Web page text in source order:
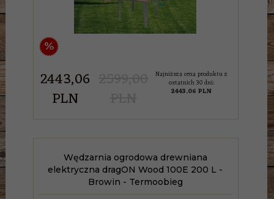
%
2443,06
PLN
Najniższa cena produktu z
ostatnich 30 dni:
2443.06 PLN
Wędzarnia ogrodowa drewniana
elektryczna dragON Wood 100E 200 L -
Browin - Termoobieg